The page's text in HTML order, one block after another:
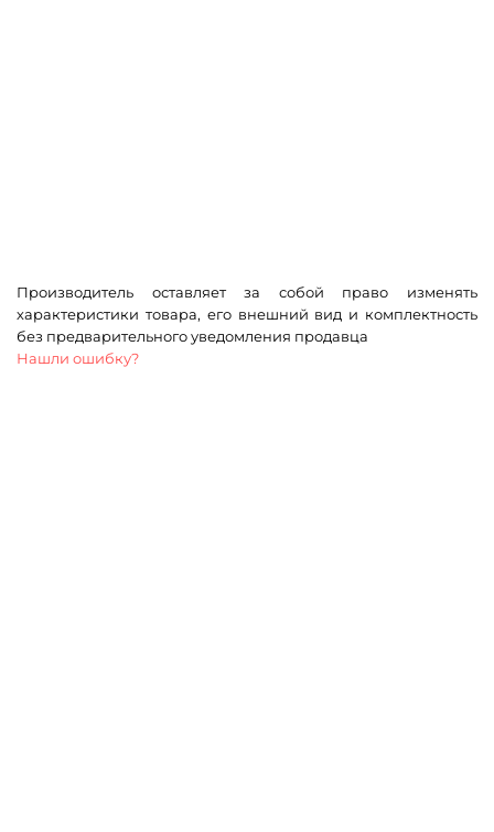
Производитель оставляет за собой право изменять
характеристики товара, его внешний вид и комплектность
без предварительного уведомления продавца
Нашли ошибку?